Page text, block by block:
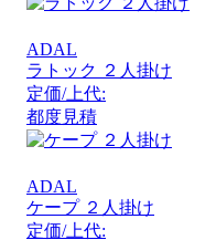
ADAL
ラトック ２人掛け
定価/上代:
都度見積
ADAL
ケープ ２人掛け
定価/上代: